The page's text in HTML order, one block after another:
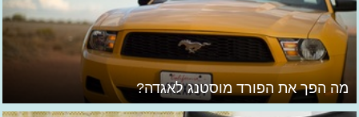
מה הפך את הפורד מוסטנג לאגדה?